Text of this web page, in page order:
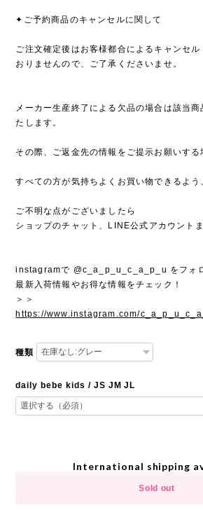
✦ご予約商品のキャンセルに関して
ご注文確定後はお客様都合によるキャンセ
おりませんので、ご了承くださいませ。
メーカー生産終了による欠品の場合は該当
たします。
その際、ご返金先の情報をご提示お願いする
すべての方が気持ちよくお買い物できるよう
ご不明な点がございましたら
ショップのチャット、LINE公式アカウント
instagramで @c_a_p_u_c_a_p_u をフォロ
最新入荷情報やお得な情報をチェック！
＞＞
https://www.instagram.com/
種類
daily bebe kids / JS JM JL
International shipping
Sold out